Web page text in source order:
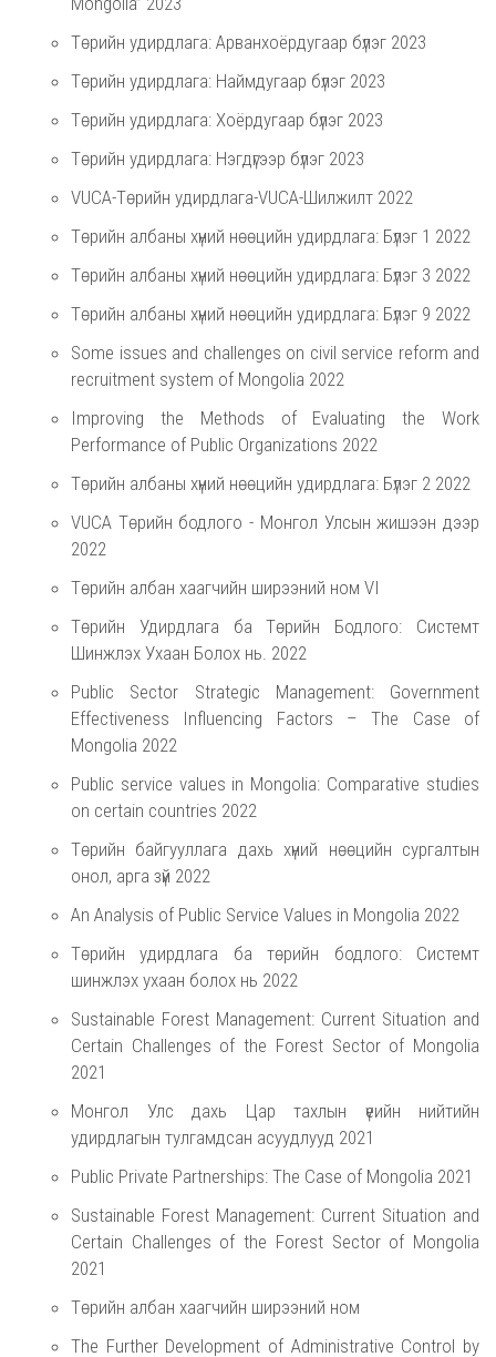
Төрийн удирдлага: Арванхоёрдугаар бүлэг 2023
Төрийн удирдлага: Наймдугаар бүлэг 2023
Төрийн удирдлага: Хоёрдугаар бүлэг 2023
Төрийн удирдлага: Нэгдүгээр бүлэг 2023
VUCA-Төрийн удирдлага-VUCA-Шилжилт 2022
Төрийн албаны хүний нөөцийн удирдлага: Бүлэг 1 2022
Төрийн албаны хүний нөөцийн удирдлага: Бүлэг 3 2022
Төрийн албаны хүний нөөцийн удирдлага: Бүлэг 9 2022
Some issues and challenges on civil service reform and
recruitment system of Mongolia 2022
Improving the Methods of Evaluating the Work
Performance of Public Organizations 2022
Төрийн албаны хүний нөөцийн удирдлага: Бүлэг 2 2022
VUCA Төрийн бодлого - Монгол Улсын жишээн дээр
2022
Төрийн албан хаагчийн ширээний ном VI
Төрийн Удирдлага ба Төрийн Бодлого: Системт
Шинжлэх Ухаан Болох нь. 2022
Public Sector Strategic Management: Government
Effectiveness Influencing Factors – The Case of
Mongolia 2022
Public service values in Mongolia: Comparative studies
on certain countries 2022
Төрийн байгууллага дахь хүний нөөцийн сургалтын
онол, арга зүй 2022
An Analysis of Public Service Values in Mongolia 2022
Tөрийн удирдлага ба төрийн бодлого: Системт
шинжлэх ухаан болох нь 2022
Sustainable Forest Management: Current Situation and
Certain Challenges of the Forest Sector of Mongolia
2021
Монгол Улс дахь Цар тахлын үеийн нийтийн
удирдлагын тулгамдсан асуудлууд 2021
Public Private Partnerships: The Case of Mongolia 2021
Sustainable Forest Management: Current Situation and
Certain Challenges of the Forest Sector of Mongolia
2021
Төрийн албан хаагчийн ширээний ном
The Further Development of Administrative Control by